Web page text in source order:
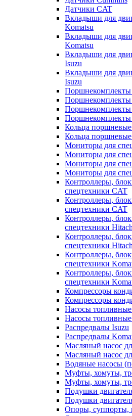
Датчики CAT
Вкладыши для
Komatsu
Вкладыши для
Komatsu
Вкладыши для
Isuzu
Вкладыши для
Isuzu
Поршнекомплекты
Поршнекомплекты
Поршнекомплекты
Поршнекомплекты
Кольца поршневые
Кольца поршневые
Мониторы для
Мониторы для
Мониторы для
Мониторы для
Контроллеры,
спецтехники CAT
Контроллеры,
спецтехники CAT
Контроллеры,
спецтехники
Контроллеры,
спецтехники
Контроллеры,
спецтехники
Контроллеры,
спецтехники
Компрессоры
Компрессоры
Насосы
Насосы топливные
Распредвалы Isuzu
Распредвалы
Масляный насос
Масляный насос
Водяные насосы
Муфты, хомуты,
Муфты, хомуты,
Подушки
Подушки
Опоры, суппорты,